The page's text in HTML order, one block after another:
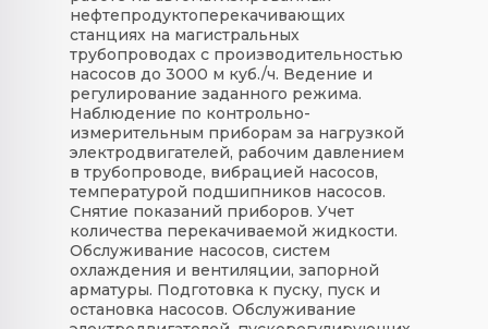
нефтепродуктоперекачивающих
станциях на магистральных
трубопроводах с производительностью
насосов до 3000 м куб./ч. Ведение и
регулирование заданного режима.
Наблюдение по контрольно-
измерительным приборам за нагрузкой
электродвигателей, рабочим давлением
в трубопроводе, вибрацией насосов,
температурой подшипников насосов.
Снятие показаний приборов. Учет
количества перекачиваемой жидкости.
Обслуживание насосов, систем
охлаждения и вентиляции, запорной
арматуры. Подготовка к пуску, пуск и
остановка насосов. Обслуживание